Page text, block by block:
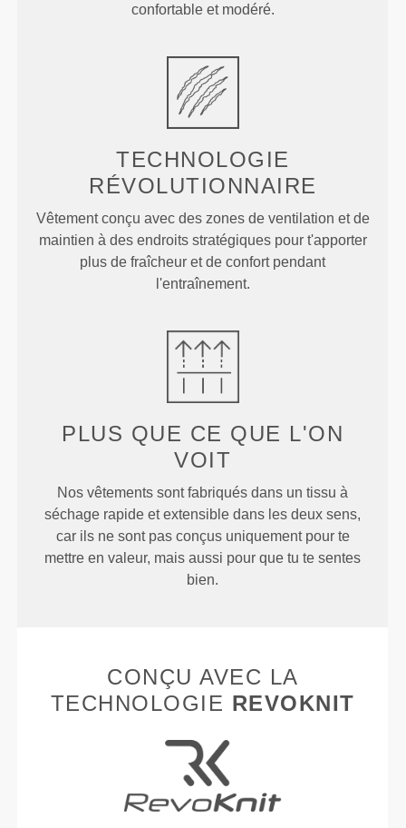
confortable et modéré.
TECHNOLOGIE
RÉVOLUTIONNAIRE
Vêtement conçu avec des zones de ventilation et de
maintien à des endroits stratégiques pour t'apporter
plus de fraîcheur et de confort pendant
l'entraînement.
PLUS QUE CE QUE L'ON
VOIT
Nos vêtements sont fabriqués dans un tissu à
séchage rapide et extensible dans les deux sens,
car ils ne sont pas conçus uniquement pour te
mettre en valeur, mais aussi pour que tu te sentes
bien.
CONÇU AVEC LA
TECHNOLOGIE REVOKNIT